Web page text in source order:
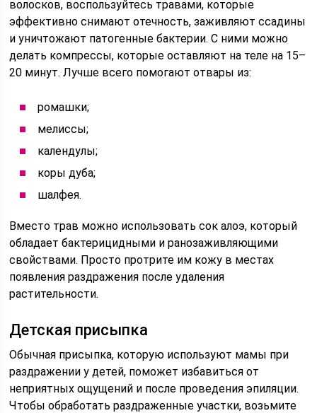
волосков, воспользуйтесь травами, которые
эффективно снимают отечность, заживляют ссадины
и уничтожают патогенные бактерии. С ними можно
делать компрессы, которые оставляют на теле на 15–
20 минут. Лучше всего помогают отвары из:
ромашки;
мелиссы;
календулы;
коры дуба;
шалфея.
Вместо трав можно использовать сок алоэ, который
обладает бактерицидными и ранозаживляющими
свойствами. Просто протрите им кожу в местах
появления раздражения после удаления
растительности.
Детская присыпка
Обычная присыпка, которую используют мамы при
раздражении у детей, поможет избавиться от
неприятных ощущений и после проведения эпиляции.
Чтобы обработать раздраженные участки, возьмите